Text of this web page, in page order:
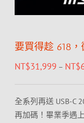
要買得趁 618
NT$31,999 – NT$
全系列再送 USB-C
再加碼！畢業季遇